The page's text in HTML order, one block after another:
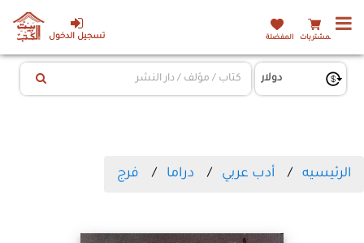
تسجيل الدخول المشتريات المفضلة
الرئيسيه أدب عربي دراما فرج